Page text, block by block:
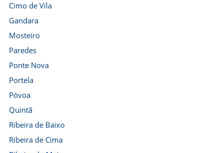
Cimo de Vila
Gandara
Mosteiro
Paredes
Ponte Nova
Portela
Póvoa
Quintã
Ribeira de Baixo
Ribeira de Cima